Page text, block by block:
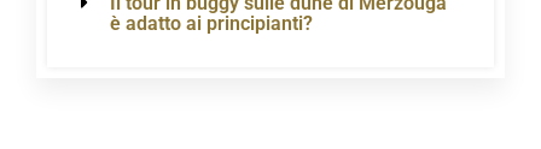
è adatto ai principianti?